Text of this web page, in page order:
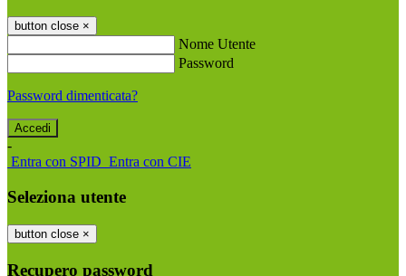
button close ×
Nome Utente
Password
Password dimenticata?
-
Entra con SPID Entra con CIE
Seleziona utente
button close ×
Recupero password